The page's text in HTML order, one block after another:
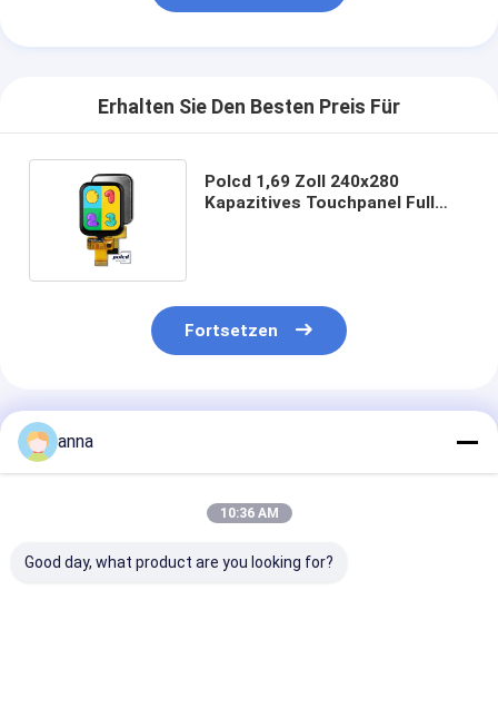
Erhalten Sie Den Besten Preis Für
Polcd 1,69 Zoll 240x280
Kapazitives Touchpanel Full
Fortsetzen
Empfohlene Produkte
anna
10:36 AM
Good day, what product are you looking for?